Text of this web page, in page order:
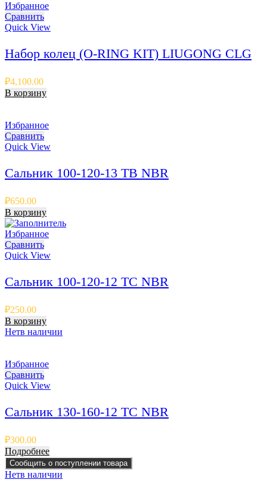
Избранное
Сравнить
Quick View
Набор колец (O-RING KIT) LIUGONG CLG
₽4,100.00
В корзину
Избранное
Сравнить
Quick View
Сальник 100-120-13 TB NBR
₽650.00
В корзину
Избранное
Сравнить
Quick View
Сальник 100-120-12 TC NBR
₽250.00
В корзину
Нетв наличии
Избранное
Сравнить
Quick View
Сальник 130-160-12 TC NBR
₽300.00
Подробнее
Сообщить о поступлении товара
Нетв наличии